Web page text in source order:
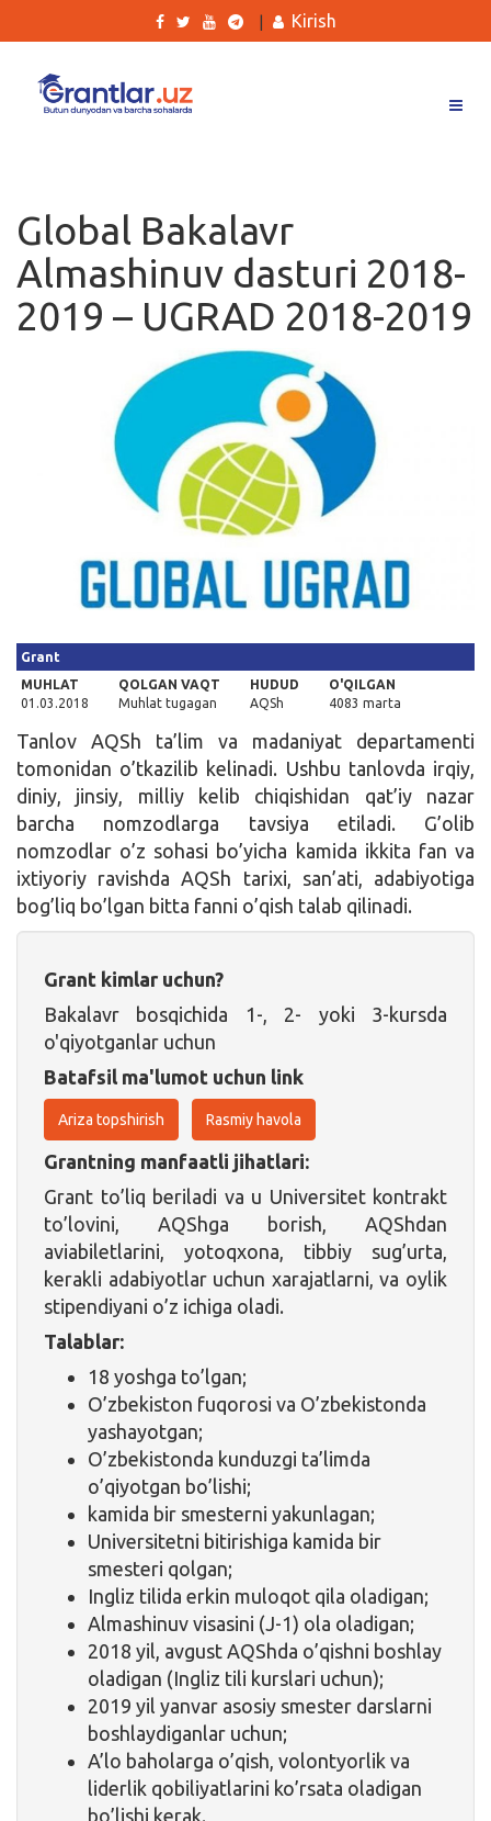
Ishlar
Kurslar
Blog
Kirish
Global Bakalavr
Almashinuv dasturi 2018-
2019 – UGRAD 2018-2019
Grant
MUHLAT
01.03.2018
QOLGAN VAQT
Muhlat tugagan
HUDUD
AQSh
O'QILGAN
4083 marta
Tanlov AQSh ta’lim va madaniyat departamenti
tomonidan o’tkazilib kelinadi. Ushbu tanlovda irqiy,
diniy, jinsiy, milliy kelib chiqishidan qat’iy nazar
barcha nomzodlarga tavsiya etiladi. G’olib
nomzodlar o’z sohasi bo’yicha kamida ikkita fan va
ixtiyoriy ravishda AQSh tarixi, san’ati, adabiyotiga
bog’liq bo’lgan bitta fanni o’qish talab qilinadi.
Grant kimlar uchun?
Bakalavr bosqichida 1-, 2- yoki 3-kursda
o'qiyotganlar uchun
Batafsil ma'lumot uchun link
Ariza topshirish Rasmiy havola
Grantning manfaatli jihatlari:
Grant to’liq beriladi va u Universitet kontrakt
to’lovini, AQShga borish, AQShdan
aviabiletlarini, yotoqxona, tibbiy sug’urta,
kerakli adabiyotlar uchun xarajatlarni, va oylik
stipendiyani o’z ichiga oladi.
Talablar:
18 yoshga to’lgan;
O’zbekiston fuqorosi va O’zbekistonda
yashayotgan;
O’zbekistonda kunduzgi ta’limda
o’qiyotgan bo’lishi;
kamida bir smesterni yakunlagan;
Universitetni bitirishiga kamida bir
smesteri qolgan;
Ingliz tilida erkin muloqot qila oladigan;
Almashinuv visasini (J-1) ola oladigan;
2018 yil, avgust AQShda o’qishni boshlay
oladigan (Ingliz tili kurslari uchun);
2019 yil yanvar asosiy smester darslarni
boshlaydiganlar uchun;
A’lo baholarga o’qish, volontyorlik va
liderlik qobiliyatlarini ko’rsata oladigan
bo’lishi kerak.